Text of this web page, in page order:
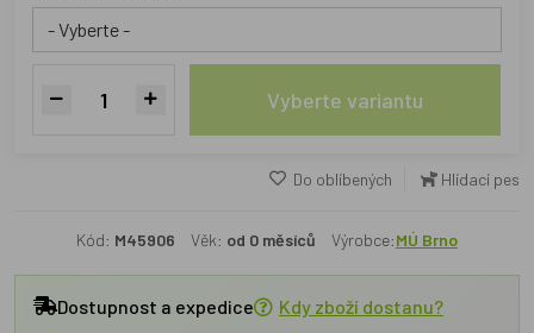
Vyberte variantu
Do oblíbených Hlídací pes
Kód: M45906 Věk: od 0 měsíců Výrobce:MÚ Brno
Dostupnost a expedice Kdy zboží dostanu?